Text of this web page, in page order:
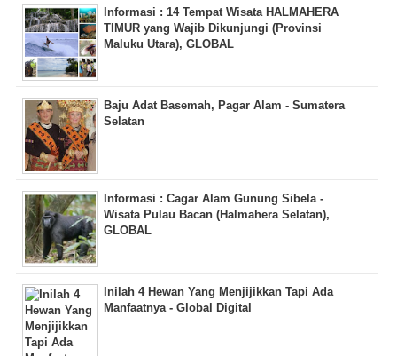
Informasi : 14 Tempat Wisata HALMAHERA
TIMUR yang Wajib Dikunjungi (Provinsi
Maluku Utara), GLOBAL
Baju Adat Basemah, Pagar Alam - Sumatera
Selatan
Informasi : Cagar Alam Gunung Sibela -
Wisata Pulau Bacan (Halmahera Selatan),
GLOBAL
Inilah 4 Hewan Yang Menjijikkan Tapi Ada
Manfaatnya - Global Digital